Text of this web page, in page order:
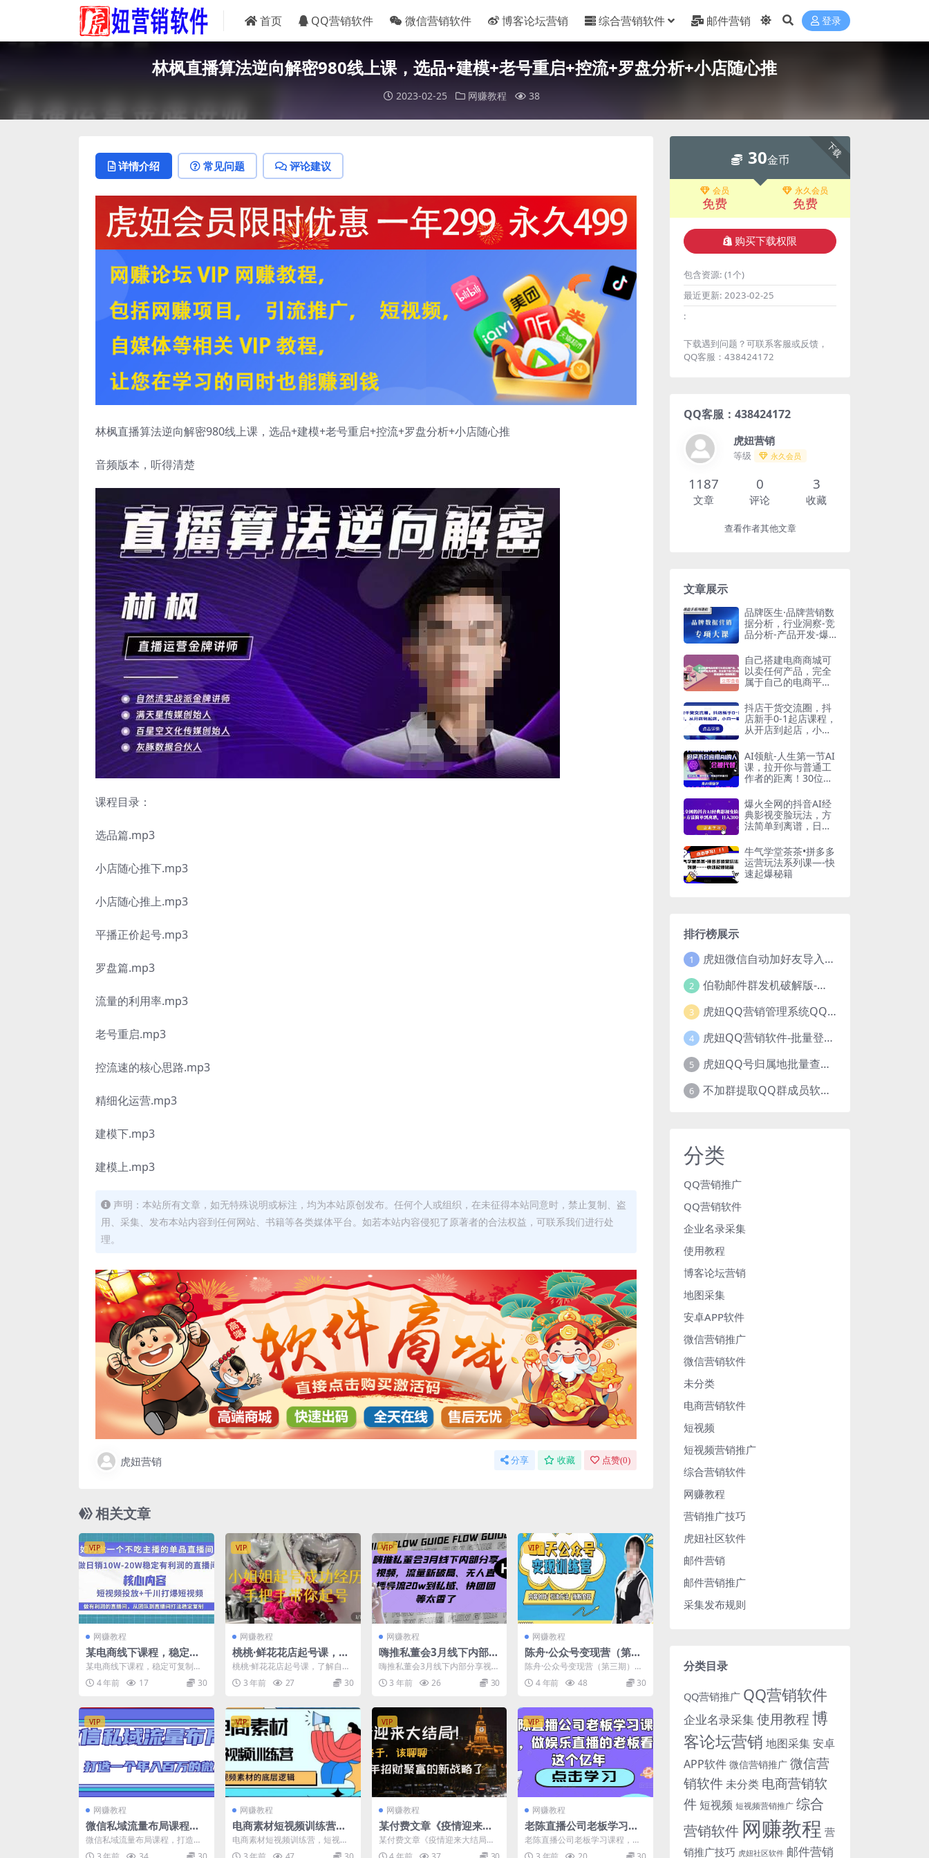
首页 QQ营销软件 微信营销软件 博客论坛营销 综合营销软件 邮件营销 登录
林枫直播算法逆向解密980线上课，选品+建模+老号重启+控流+罗盘分析+小店随心推
2023-02-25 网赚教程 38
详情介绍 常见问题 评论建议
林枫直播算法逆向解密980线上课，选品+建模+老号重启+控流+罗盘分析+小店随心推
音频版本，听得清楚
课程目录：
选品篇.mp3
小店随心推下.mp3
小店随心推上.mp3
平播正价起号.mp3
罗盘篇.mp3
流量的利用率.mp3
老号重启.mp3
控流速的核心思路.mp3
精细化运营.mp3
建模下.mp3
建模上.mp3
声明：本站所有文章，如无特殊说明或标注，均为本站原创发布。任何个人或组织，在未征得本站同意时，禁止复制、盗
用、采集、发布本站内容到任何网站、书籍等各类媒体平台。如若本站内容侵犯了原著者的合法权益，可联系我们进行处
理。
虎妞营销 分享 收藏 点赞(0)
相关文章
VIP
网赚教程
某电商线下课程，稳定可
复制的单品矩阵日不落，
做一个不吃主播的单品直
播间
某电商线下课程，稳定可复制的
单品矩阵日不落，做一个不吃主
播的单品直播间 如何做一...
4 年前 17 30
VIP
网赚教程
桃桃·鲜花花店起号课，​了
解自身优势突出，找到引
流方向，手把手带你起号
桃桃·鲜花花店起号课，​了解自身
优势突出，找到引流方向，手把
手带你起号 小姐姐起...
3 年前 27 30
VIP
网赚教程
嗨推私董会3月线下内部分
享视频，流量新破局、无
人直播导流20w到私域、
快团团等太香了
嗨推私董会3月线下内部分享视
频，流量新破局、无人直播导流2
0w到私域、快团团等太...
3 年前 26 30
VIP
网赚教程
陈舟·公众号变现营（第三
期），内容创作|引流方
法|涨粉变现
陈舟·公众号变现营（第三期），
内容创作|引流方法|涨粉变现 课
程目录： ip篇：...
4 年前 48 30
VIP
网赚教程
微信私域流量布局课程，
打造一个年入百万的微信
【7节视频课】
微信私域流量布局课程，打造一
个年入百万的微信【7节视频课】
VIP
网赚教程
电商素材短视频训练营，
短视频电商素材的底层逻
辑
电商素材短视频训练营，短视频
电商素材的底层逻辑 课程内容 认
VIP
网赚教程
某付费文章《疫情迎来大
结局！终于，该聊聊让你
明年招财聚富的新战略
某付费文章《疫情迎来大结局！
终于，该聊聊让你明年招财聚富
VIP
网赚教程
老陈直播公司老板学习课
程，做娱乐直播的老板看
这个
老陈直播公司老板学习课程，做
娱乐直播的老板看这个 课程目
下载
30金币
会员
免费
永久会员
免费
购买下载权限
包含资源: (1个)
最近更新: 2023-02-25
:
下载遇到问题？可联系客服或反馈，
QQ客服：438424172
QQ客服：438424172
虎妞营销
等级 永久会员
1187
文章
0
评论
3
收藏
查看作者其他文章
文章展示
品牌医生·品牌营销数
据分析，行业洞察-竞
品分析-产品开发-爆
自己搭建电商商城可
以卖任何产品，完全
属于自己的电商平台
频教程】
抖店干货交流圈，抖
店新手0-1起店课程，
从开店到起店，小白
AI领航-人生第一节AI
课，拉开你与普通工
作者的距离！30位AI
小时Al心得
爆火全网的抖音AI经
典影视变脸玩法，方
法简单到离谱，日入
牛气学堂茶茶•拼多多
运营玩法系列课—-快
速起爆秘籍
排行榜展示
1 虎妞微信自动加好友导入手机号码批量精准添加客户售营销软件微商工具
2 伯勒邮件群发机破解版-邮件群发，QQ邮件群发，邮件群发软件，伯乐邮件群发工具，邮件群发器
3 虎妞QQ营销管理系统QQ好友群发营销软件
4 虎妞QQ营销软件-批量登录QQ挂机-添加好友-自动加群-群发消息-临时会话
5 虎妞QQ号归属地批量查询指定QQ绑定的手机号软件
6 不加群提取QQ群成员软件QQ群成员提取qq号邮箱软件
分类
QQ营销推广
QQ营销软件
企业名录采集
使用教程
博客论坛营销
地图采集
安卓APP软件
微信营销推广
微信营销软件
未分类
电商营销软件
短视频
短视频营销推广
综合营销软件
网赚教程
营销推广技巧
虎妞社区软件
邮件营销
邮件营销推广
采集发布规则
分类目录
QQ营销推广 QQ营销软件
企业名录采集使用教程博
客论坛营销 地图采集安卓
APP软件 微信营销推广 微信营
销软件未分类 电商营销软
件短视频 短视频营销推广 综合
营销软件 网赚教程 营
销推广技巧 虎妞社区软件 邮件营销